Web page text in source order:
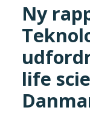
Search
Tilmeld
Presse og
Ny
life